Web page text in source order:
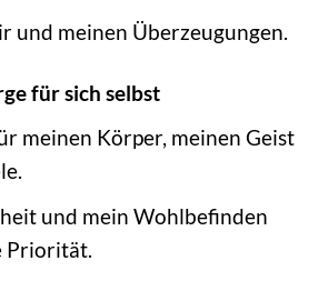
und meinen Überzeugungen.
für sich selbst
meinen Körper, meinen Geist
und mein Wohlbefinden
Priorität.